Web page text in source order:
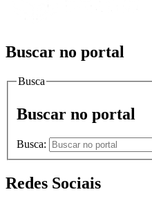
Buscar no portal
Busca
Buscar no portal
Busca:
Redes Sociais